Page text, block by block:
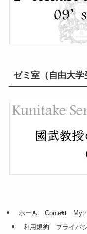
ゼミ室（自由大学
ホーム Context
利用規約
プライバ